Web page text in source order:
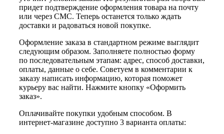
придет подтверждение оформления товара на почту
или через СМС. Теперь останется только ждать
доставки и радоваться новой покупке.
Оформление заказа в стандартном режиме выглядит
следующим образом. Заполняете полностью форму
по последовательным этапам: адрес, способ доставки,
оплаты, данные о себе. Советуем в комментарии к
заказу написать информацию, которая поможет
курьеру вас найти. Нажмите кнопку «Оформить
заказ».
Оплачивайте покупки удобным способом. В
интернет-магазине доступно 3 варианта оплаты: